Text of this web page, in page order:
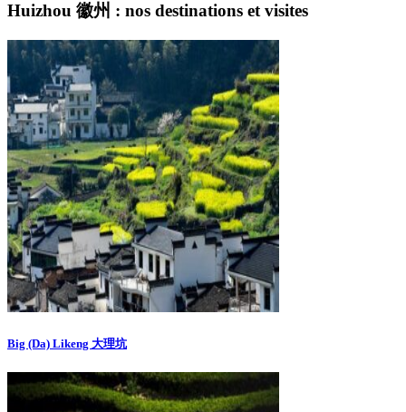
Huizhou 徽州 : nos destinations et visites
Big (Da) Likeng 大理坑